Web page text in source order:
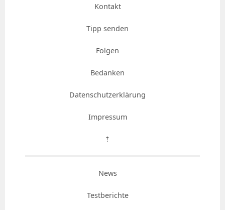
Kontakt
Tipp senden
Folgen
Bedanken
Datenschutzerklärung
Impressum
⇡
News
Testberichte